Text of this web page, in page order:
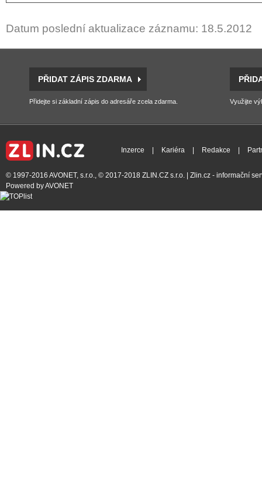
Datum poslední aktualizace záznamu: 18.5.2012
PŘIDAT ZÁPIS ZDARMA
Přidejte si základní zápis do adresáře zcela zdarma. Využijte
Inzerce Kariéra Redakce
© 1997-2016 AVONET, s.r.o., © 2017-2018 ZLIN.CZ s.r.o. | Zlin.cz - informační
Powered byAVONET